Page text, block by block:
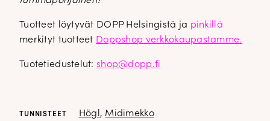
Tuotteet löytyvät DOPP Helsingistä ja pinkillä
merkityt tuotteet Doppshop verkkokaupastamme.
Tuotetiedustelut:shop@dopp.fi
TUNNISTEET Högl, Midimekko